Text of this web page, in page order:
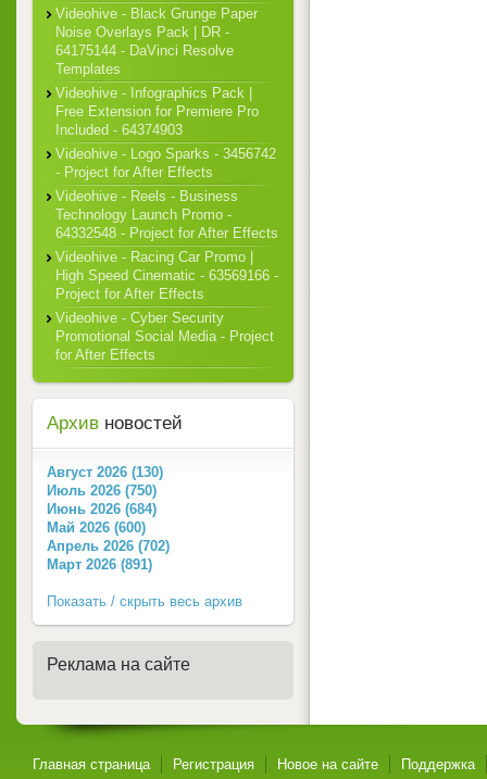
Videohive - Black Grunge Paper
Noise Overlays Pack | DR -
64175144 - DaVinci Resolve
Templates
Videohive - Infographics Pack |
Free Extension for Premiere Pro
Included - 64374903
Videohive - Logo Sparks - 3456742
- Project for After Effects
Videohive - Reels - Business
Technology Launch Promo -
64332548 - Project for After Effects
Videohive - Racing Car Promo |
High Speed Cinematic - 63569166 -
Project for After Effects
Videohive - Cyber Security
Promotional Social Media - Project
for After Effects
Архив новостей
Август 2026 (130)
Июль 2026 (750)
Июнь 2026 (684)
Май 2026 (600)
Апрель 2026 (702)
Март 2026 (891)
Показать / скрыть весь архив
Реклама на сайте
Главная страница Регистрация Новое на сайте Поддержка